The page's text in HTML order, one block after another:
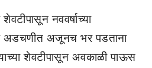
नववर्षाच्या
अडचणीत अजूनच भर पडताना
शेवटीपासून अवकाळी पाऊस